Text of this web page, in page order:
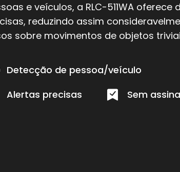
e veículos, a RLC-511WA oferece
reduzindo assim
sobre movimentos de objetos
Detecção de pessoa/veículo
Alertas precisas
Sem